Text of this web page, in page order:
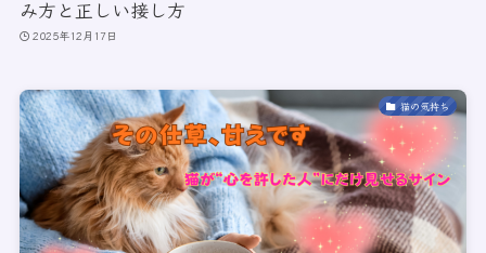
み方と正しい接し方
2025年12月17日
猫の気持ち